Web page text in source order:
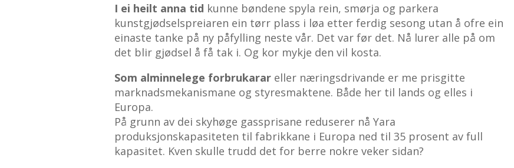
I ei heilt anna tid kunne bøndene spyla rein, smørja og parkera
kunstgjødselspreiaren ein tørr plass i løa etter ferdig sesong utan å ofre ein
einaste tanke på ny påfylling neste vår. Det var før det. Nå lurer alle på om
det blir gjødsel å få tak i. Og kor mykje den vil kosta.
Som alminnelege forbrukarar eller næringsdrivande er me prisgitte
marknadsmekanismane og styresmaktene. Både her til lands og elles i
Europa.
På grunn av dei skyhøge gassprisane reduserer nå Yara
produksjonskapasiteten til fabrikkane i Europa ned til 35 prosent av full
kapasitet. Kven skulle trudd det for berre nokre veker sidan?